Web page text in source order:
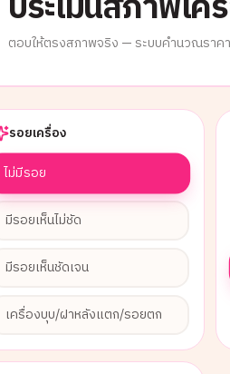
ตอบให้ตรงสภาพจริง — ระบบคำนวณราค
รอยเครื่อง
ไม่มีรอย
มีรอยเห็นไม่ชัด
มีรอยเห็นชัดเจน
เครื่องบุบ/ฝาหลังแตก/รอยตก